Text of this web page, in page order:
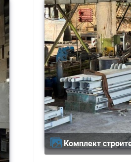
Комплект